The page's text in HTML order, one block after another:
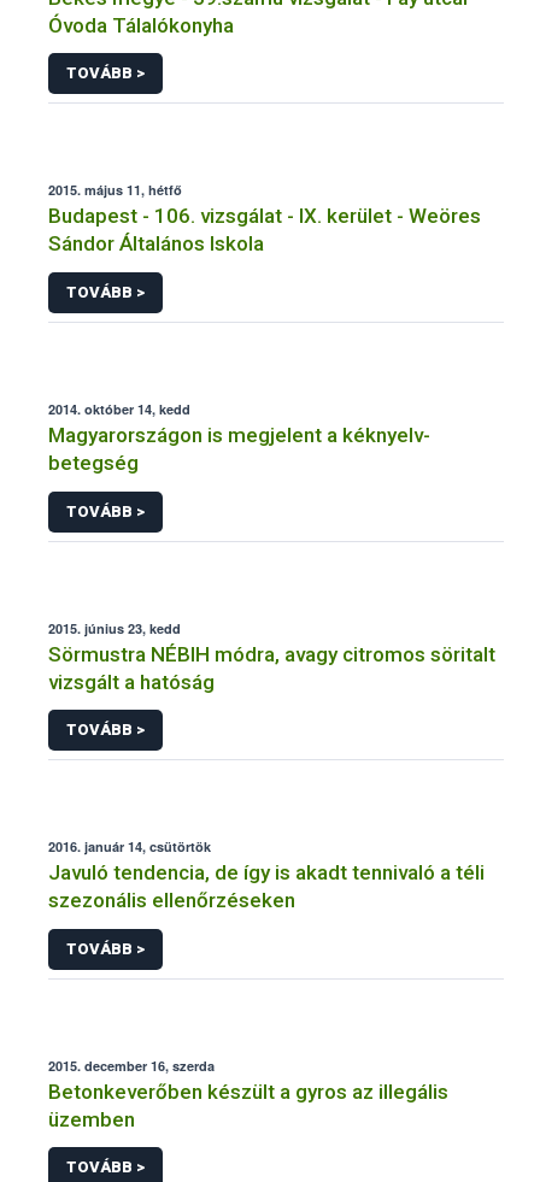
Óvoda Tálalókonyha
TOVÁBB >
2015. május 11, hétfő
Budapest - 106. vizsgálat - IX. kerület - Weöres
Sándor Általános Iskola
TOVÁBB >
2014. október 14, kedd
Magyarországon is megjelent a kéknyelv-
betegség
TOVÁBB >
2015. június 23, kedd
Sörmustra NÉBIH módra, avagy citromos söritalt
vizsgált a hatóság
TOVÁBB >
2016. január 14, csütörtök
Javuló tendencia, de így is akadt tennivaló a téli
szezonális ellenőrzéseken
TOVÁBB >
2015. december 16, szerda
Betonkeverőben készült a gyros az illegális
üzemben
TOVÁBB >